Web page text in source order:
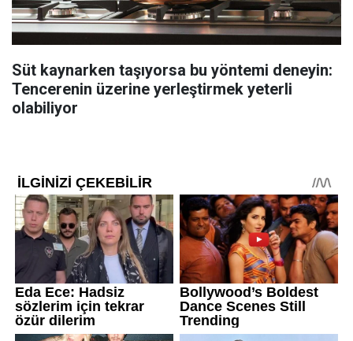
Süt kaynarken taşıyorsa bu yöntemi deneyin:
Tencerenin üzerine yerleştirmek yeterli
olabiliyor